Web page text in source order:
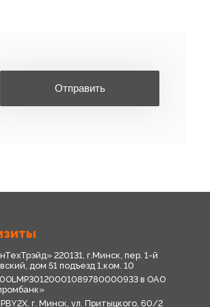
Отправить
220131, г.Минск, пер. 1-й
дом 51 подъезд 1,ком. 10
в OАО
г. Минск, ул. Притыцкого, 60/2